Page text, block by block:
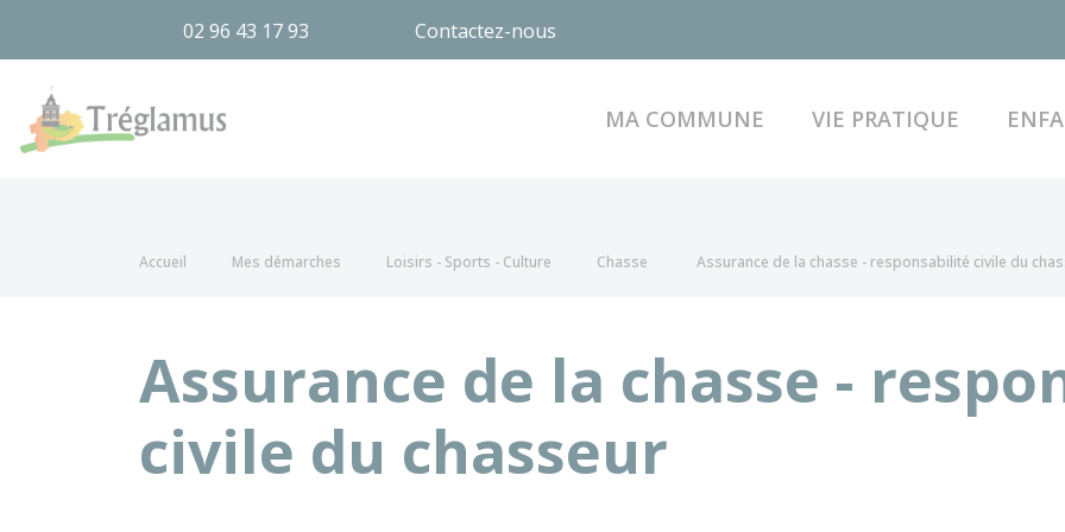
02 96 43 17 93 Contactez-nous
MA COMMUNE VIE PRATIQUE
Accueil Mes démarches Loisirs - Sports - Culture Chasse Assurance de la chasse - responsabilité civile du
Assurance de la chasse -
civile du chasseur